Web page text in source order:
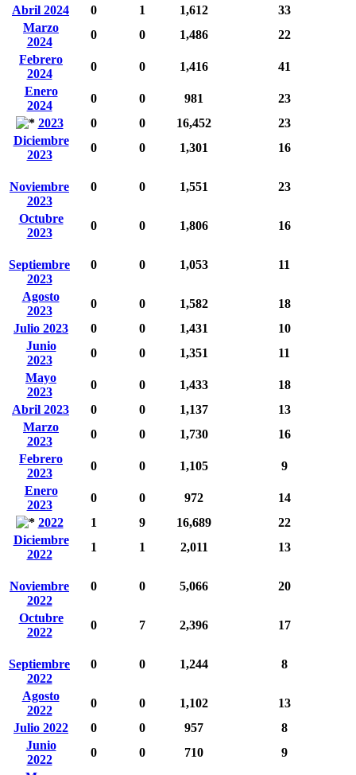
Abril 2024
0 1 1,612
33
Marzo
2024
0 0 1,486
22
Febrero
2024
0 0 1,416
41
Enero
2024
0 0 981
23
2023
0 0 16,452
23
Diciembre
2023
0 0 1,301 16
Noviembre
2023
0 0 1,551 23
Octubre
2023
0 0 1,806 16
Septiembre
2023
0 0 1,053 11
Agosto
2023
0 0 1,582
18
Julio 2023
0 0 1,431
10
Junio
2023
0 0 1,351
11
Mayo
2023
0 0 1,433
18
Abril 2023
0 0 1,137
13
Marzo
2023
0 0 1,730
16
Febrero
2023
0 0 1,105
9
Enero
2023
0 0 972
14
2022
1 9 16,689
22
Diciembre
2022
1 1 2,011 13
Noviembre
2022
0 0 5,066 20
Octubre
2022
0 7 2,396 17
Septiembre
2022
0 0 1,244 8
Agosto
2022
0 0 1,102
13
Julio 2022
0 0 957
8
Junio
2022
0 0 710
9